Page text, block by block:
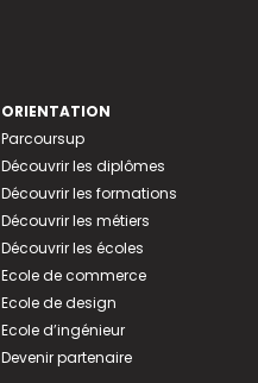
ORIENTATION
Parcoursup
Découvrir les diplômes
Découvrir les formations
Découvrir les métiers
Découvrir les écoles
Ecole de commerce
Ecole de design
Ecole d’ingénieur
Devenir partenaire